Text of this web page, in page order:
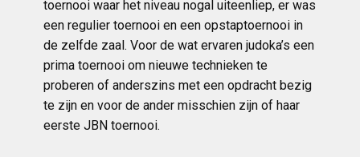
toernooi waar het niveau nogal uiteenliep, er was
een regulier toernooi en een opstaptoernooi in
de zelfde zaal. Voor de wat ervaren judoka’s een
prima toernooi om nieuwe technieken te
proberen of anderszins met een opdracht bezig
te zijn en voor de ander misschien zijn of haar
eerste JBN toernooi.